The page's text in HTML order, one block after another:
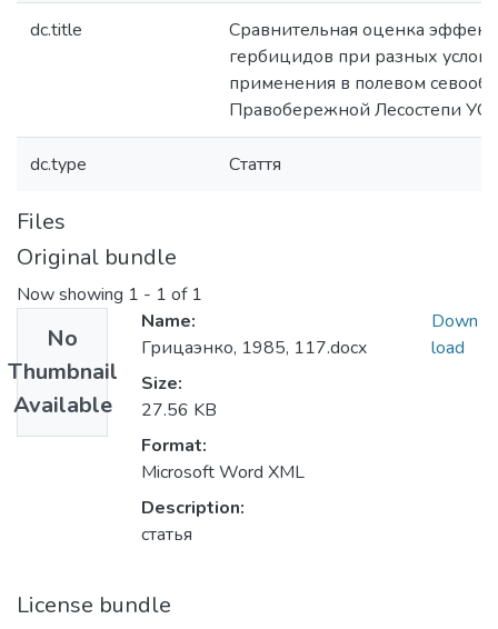
dc.title
Сравнительная оценка
гербицидов при разных
применения в полевом
Правобережной Лесостепи
dc.type Стаття
Files
Original bundle
Now showing 1 - 1 of 1
No
Thumbnail
Available
Name:
Грицаэнко, 1985, 117.docx
Size:
27.56 KB
Format:
Microsoft Word XML
Description:
статья
Down
load
License bundle